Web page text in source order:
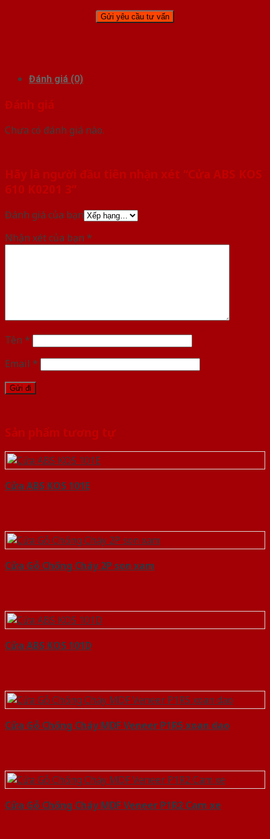
Đánh giá (0)
Đánh giá
Chưa có đánh giá nào.
Hãy là người đầu tiên nhận xét “Cửa ABS KOS
610 K0201 3”
Đánh giá của bạn
Nhận xét của bạn *
Tên *
Email *
Sản phẩm tương tự
Cửa ABS KOS 101E
Cửa Gỗ Chống Cháy 2P son xam
Cửa ABS KOS 101D
Cửa Gỗ Chống Cháy MDF Veneer P1R5 xoan dao
Cửa Gỗ Chống Cháy MDF Veneer P1R2 Cam xe